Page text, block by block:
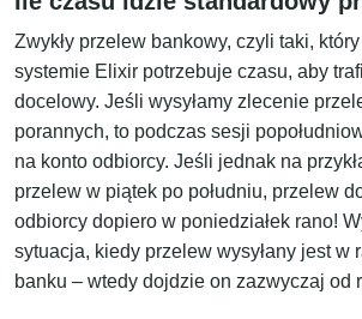
Zwykły przelew bankowy, czyli taki,
systemie Elixir potrzebuje czasu, aby
docelowy. Jeśli wysyłamy zlecenie
porannych, to podczas sesji
na konto odbiorcy. Jeśli jednak na
przelew w piątek po południu, przelew
odbiorcy dopiero w poniedziałek rano!
sytuacja, kiedy przelew wysyłany jest w
banku – wtedy dojdzie on zazwyczaj od